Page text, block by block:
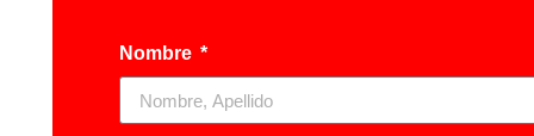
Nombre